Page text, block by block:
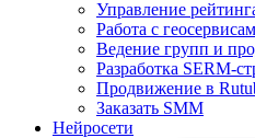
Управление
Работа с
Ведение групп и
Разработка SERM-
Продвижение в
Заказать SMM
Нейросети